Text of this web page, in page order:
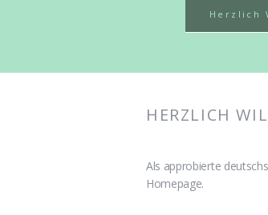
Herzlich
HERZLICH
Als approbierte
Homepage.